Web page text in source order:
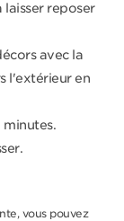
laisser reposer
avec la
l'extérieur en
vous pouvez